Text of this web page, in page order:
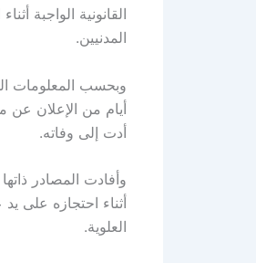
القانونية الواجبة
المدنيين.
وبحسب المعلومات
أيام من الإعلان عن
أدت إلى وفاته.
وأفادت المصادر
أثناء احتجازه على
العلوية.